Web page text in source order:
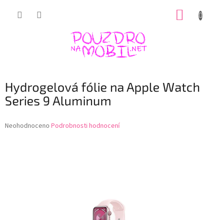
Hydrogelová fólie na Apple Watch
Series 9 Aluminum
Průměrné
Neohodnoceno Podrobnosti hodnocení